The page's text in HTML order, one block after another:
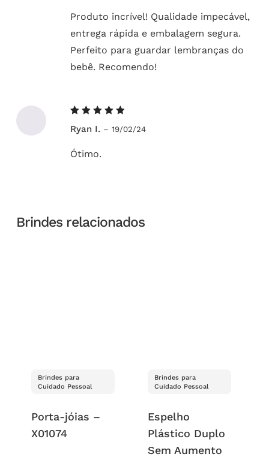
Produto incrível! Qualidade impecável,
entrega rápida e embalagem segura.
Perfeito para guardar lembranças do
bebê. Recomendo!
5de 5
Ryan I. – 19/02/24
Ótimo.
Brindes relacionados
Brindes para
Cuidado Pessoal
Porta-jóias –
X01074
Brindes para
Cuidado Pessoal
Espelho
Plástico Duplo
Sem Aumento